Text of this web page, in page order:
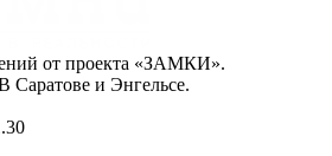
от проекта «ЗАМКИ».
Саратове и Энгельсе.